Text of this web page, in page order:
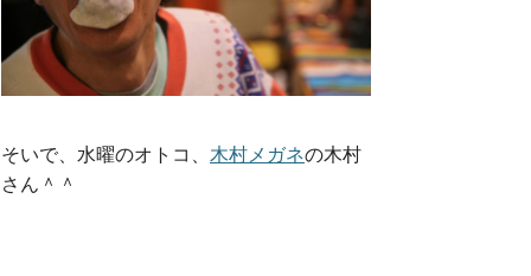
そいで、水曜のオトコ、 木村メガネの木村
さん＾＾